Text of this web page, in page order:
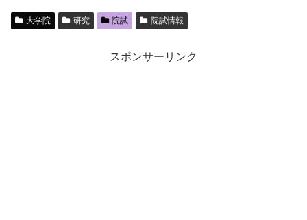
大学院 研究 院試 院試情報
スポンサーリンク